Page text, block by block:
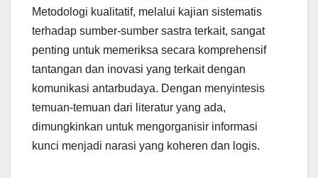
Metodologi kualitatif, melalui kajian sistematis
terhadap sumber-sumber sastra terkait, sangat
penting untuk memeriksa secara komprehensif
tantangan dan inovasi yang terkait dengan
komunikasi antarbudaya. Dengan menyintesis
temuan-temuan dari literatur yang ada,
dimungkinkan untuk mengorganisir informasi
kunci menjadi narasi yang koheren dan logis.